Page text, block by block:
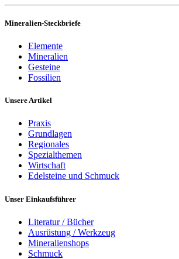
Mineralien-Steckbriefe
Elemente
Mineralien
Gesteine
Fossilien
Unsere Artikel
Praxis
Grundlagen
Regionales
Spezialthemen
Wirtschaft
Edelsteine und Schmuck
Unser Einkaufsführer
Literatur / Bücher
Ausrüstung / Werkzeug
Mineralienshops
Schmuck